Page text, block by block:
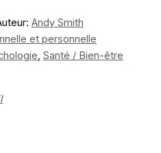
Andy Smith
et personnelle
,Santé / Bien-être